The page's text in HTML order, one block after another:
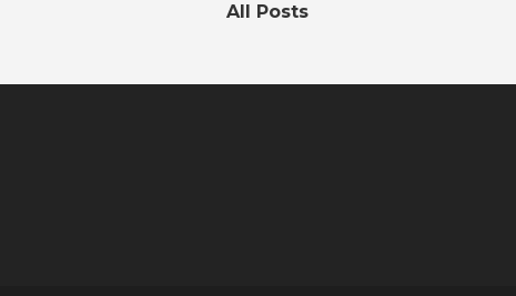
All Posts